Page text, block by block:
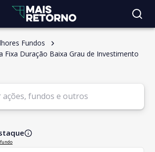
Fundos
Fixa Duração Baixa Grau de Investimento